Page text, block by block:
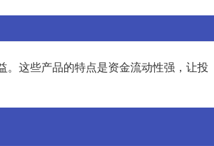
这些产品的特点是资金流动性强，让投